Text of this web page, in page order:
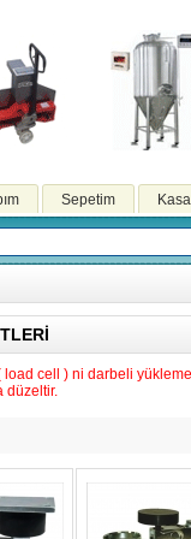
Sepetim
cell ) ni darbeli
düzeltir.